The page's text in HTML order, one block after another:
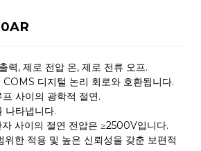
력, 제로 전압 온, 제로 전류 오프.
디지털 논리 회로와 호환됩니다.
사이의 광학적 절연.
나타냅니다.
사이의 절연 전압은 ≥2500V입니다.
위한 적용 및 높은 신뢰성을 갖춘 보편적